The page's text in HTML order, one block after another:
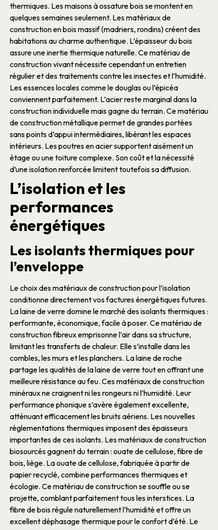
thermiques. Lesmaisonsàossature boisse montent en
quelques semaines seulement. Lesmatériaux de
constructionenboismassif (madriers, rondins) créent des
habitationsau charme authentique. L’épaisseur dubois
assure une inertie thermique naturelle. Cematériau de
constructionvivant nécessite cependant un entretien
régulier et des traitements contre les insectes et l’humidité.
Les essences locales comme le douglas ou l’épicéa
conviennent parfaitement. L’acierreste marginal dans la
constructionindividuelle mais gagne du terrain. Cematériau
de constructionmétallique permet de grandes portées
sans points d’appui intermédiaires, libérant les espaces
intérieurs. Lespoutresenaciersupportent aisément un
étage ou unetoiturecomplexe. Son coût et la nécessité
d’uneisolationrenforcée limitent toutefois sa diffusion.
L’isolation et les
performances
énergétiques
Les isolants thermiques pour
l’enveloppe
Le choix desmatériaux de constructionpour l’isolation
conditionne directement vos factures énergétiques futures.
Lalaine de verredomine le marché desisolants thermiques:
performante, économique, facile à poser. Cematériau de
constructionfibreux emprisonne l’air dans sa structure,
limitant les transferts de chaleur. Elle s’installe dans les
combles, lesmurset les planchers. Lalaine de roche
partage les qualités de lalaine de verretout en offrant une
meilleure résistance au feu. Cesmatériaux de construction
minéraux ne craignent ni les rongeurs ni l’humidité. Leur
performancephoniques’avère également excellente,
atténuant efficacement les bruits aériens. Les nouvelles
réglementations thermiques imposent des épaisseurs
importantes de cesisolants. Lesmatériaux de construction
biosourcés gagnent du terrain : ouate de cellulose,fibre de
bois, liège. Laouate de cellulose, fabriquée à partir de
papier recyclé, combine performancesthermiqueset
écologie. Cematériau de constructionse souffle ou se
projette, comblant parfaitement tous les interstices. La
fibre de boisrégule naturellement l’humidité et offre un
excellent déphasage thermique pour le confort d’été. Le